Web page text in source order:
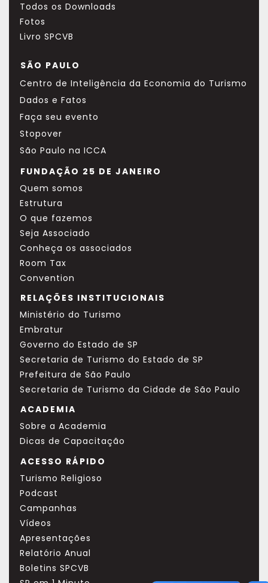
Todos os Downloads
Fotos
Livro SPCVB
SÃO PAULO
Centro de Inteligência da Economia do Turismo
Dados e Fatos
Faça seu evento
Stopover
São Paulo na ICCA
FUNDAÇÃO 25 DE JANEIRO
Quem somos
Estrutura
O que fazemos
Seja Associado
Conheça os associados
Room Tax
Convention
RELAÇÕES INSTITUCIONAIS
Ministério do Turismo
Embratur
Governo do Estado de SP
Secretaria de Turismo do Estado de SP
Prefeitura de São Paulo
Secretaria de Turismo da Cidade de São Paulo
ACADEMIA
Sobre a Academia
Dicas de Capacitação
ACESSO RÁPIDO
Turismo Religioso
Podcast
Campanhas
Vídeos
Apresentações
Relatório Anual
Boletins SPCVB